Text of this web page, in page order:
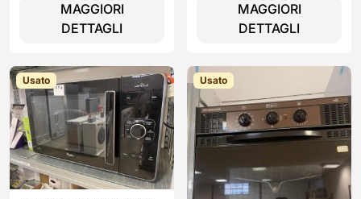
MAGGIORI
DETTAGLI
MAGGIORI
DETTAGLI
Usato Usato